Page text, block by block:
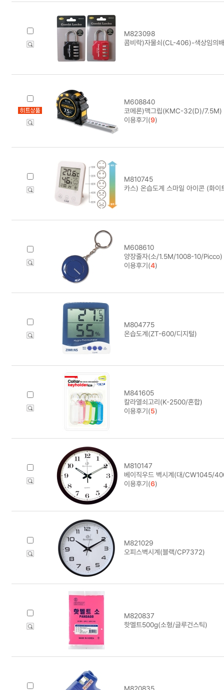
M823098
콤비락)자물쇠(CL-406)-색상임의
M608840
코메론)맥그립(KMC-32(D)/7.5M)
이용후기(9)
M810745
카스) 온습도계 스마일 아이콘 (화
M608610
양장줄자(소/1.5M/1008-10/
이용후기(4)
M804775
온습도계(ZT-600/디지털)
M841605
칼라열쇠고리(K-2500/혼합)
이용후기(5)
M810147
베이직우드 벽시계(대/CW1045/
이용후기(6)
M821029
오피스벽시계(블랙/CP7372)
M820837
핫멜트500g(소형/글루건스틱)
M820835